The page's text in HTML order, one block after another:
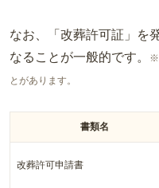
なお、「改葬許可証」を
なることが一般的です。
※
とがあります。
書類名
改葬許可申請書